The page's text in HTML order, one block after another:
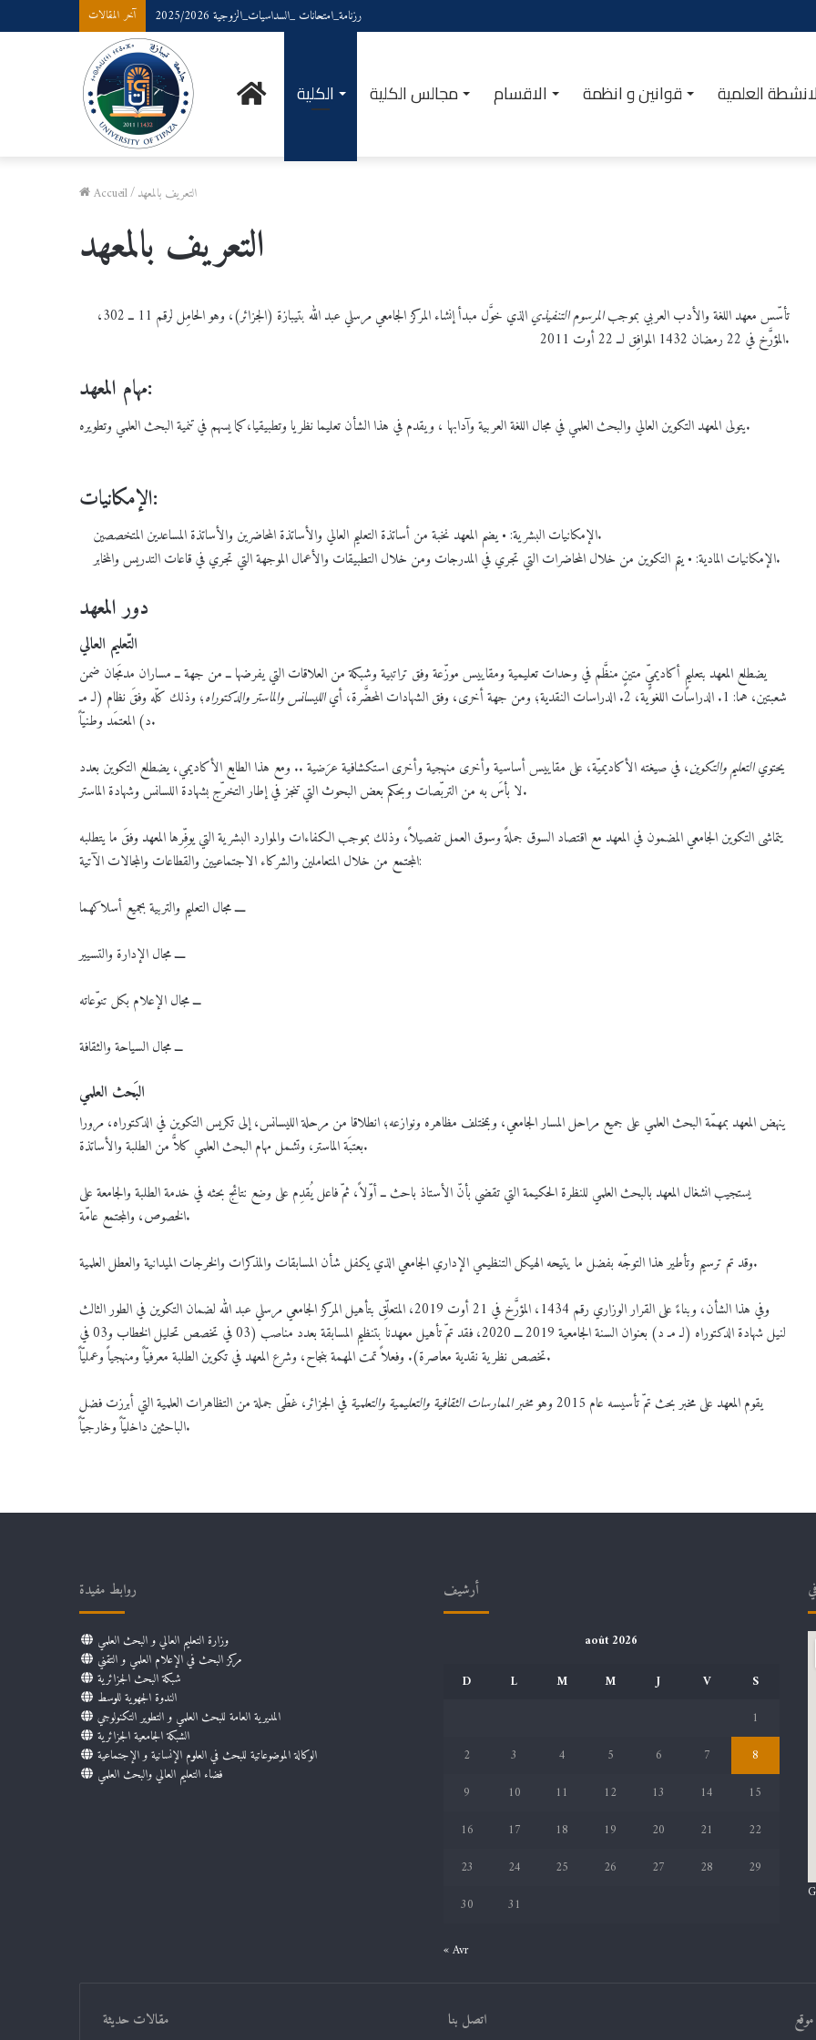
آخر المقالات رزنامة_امتحانات _السداسيات_الزوجية 2025/2026
الرئيسيةالكلية مجالس الكلية الاقسام قوانين و انظمة العلمية
Accueil/التعريف بالمعهد
التعريف بالمعهد
تأسّس معهد اللغة والأدب العربي بموجبالمرسوم التنفيذي
الذي خوَّل مبدأ إنشاء المركز الجامعي مرسلي عبد الله بتيبازة (الجزائر)، وهو الحامِل لرقم 11 ــ 302،
المؤرَّخ في 22 رمضان 1432 الموافِق لــ 22 أوت 2011.
مهام المعهد:
يتولى المعهد التكوين العالي والبحث العلمي في مجال اللغة العربية وآدابها ، ويقدم في هذا الشأن تعليما نظريا وتطبيقيا،كما يسهم في تنمية البحث العلمي وتطويره.
الإمكانيات:
الإمكانيات البشرية: • يضم المعهد نخبة من أساتذة التعليم العالي والأساتذة المحاضرين والأساتذة المساعدين المتخصصين.
الإمكانيات المادية: • يتم التكوين من خلال المحاضرات التي تجري في المدرجات ومن خلال التطبيقات والأعمال الموجهة التي تجري في قاعات التدريس والمخابر.
دور المعهد
التّعليم العالي
يضطلع المعهد بتعليمٍ أكاديميٍّ متينٍ منظَّم في وحدات تعليمية ومقاييس موزّعة وفق تراتبية وشبكة من العلاقات التي يفرضها ــ من جهة ــ مساران مدمَجان ضمن
شعبتين، هما: 1. الدراسات اللغوية، 2. الدراسات النقدية؛ ومن جهة أخرى، وفق الشهادات المحضَّرة، أي
الليسانس والماستر والدكتوراه؛ وذلك كلّه وفقَ نظام (لـ مـ
د) المعتمَد وطنيّاً.
يحتويالتعليم والتكوين، في صيغته الأكاديميّة، على مقاييس أساسية وأخرى منهجية وأخرى استكشافية عرَضية .. ومع هذا الطابع الأكاديمي، يضطلع التكوين بعدد
لا بأسَ به من التربّصات وبحكم بعض البحوث التي تنجز في إطار التخرّج بشهادة اللسانس وشهادة الماستر.
يتماشى التكوين الجامعي المضمون في المعهد مع اقتصاد السوق جملةً وسوق العمل تفصيلاً، وذلك بموجب الكفاءات والموارد البشرية التي يوفِّرها المعهد وفقَ ما يتطلبه
المجتمع من خلال المتعاملين والشركاء الاجتماعيين والقطاعات والمجالات الآتية:
ــــ مجال التعليم والتربية بجميع أسلاكهما
ــــ مجال الإدارة والتسيير
ـــ مجال الإعلام بكل تنوّعاته
ـــ مجال السياحة والثقافة
البَحث العلمي
ينهض المعهد بمهمّة البحث العلمي على جميع مراحل المسار الجامعي، وبمختلف مظاهره ونوازعه؛ انطلاقا من مرحلة الليسانس، إلى تكريس التكوين في الدكتوراه، مرورا
بعتبَة الماستر، وتشمل مهام البحث العلمي كلاًّ من الطلبة والأساتذة.
يستجيب انشغال المعهد بالبحث العلمي للنظرة الحكيمة التي تقضي بأنّ الأستاذ باحث ــ أوّلاً، ثمّ فاعل يُقدِم على وضع نتائج بحثه في خدمة الطلبة والجامعة على
الخصوص، والمجتمع عامّة.
وقد تم ترسيم وتأطير هذا التوجّه بفضل ما يتيحه الهيكل التنظيمي الإداري الجامعي الذي يكفل شأن المسابقات والمذكرات والخرجات الميدانية والعطل العلمية.
وفي هذا الشأن، وبناءً على القرار الوزاري رقم 1434، المؤرَّخ في 21 أوت 2019، المتعلِّق بتأهيل المركز الجامعي مرسلي عبد الله لضمان التكوين في الطور الثالث
لنيل شهادة الدكتوراه (لـ مـ د) بعنوان السنة الجامعية 2019 ـــ 2020، فقد تمّ تأهيل معهدنا بتنظيم المسابقة بعدد مناصب (03 في تخصص تحليل الخطاب و03 في
تخصص نظرية نقدية معاصرة). وفعلاً تمت المهمة بنجاح، وشرع المعهد في تكوين الطلبة معرفيّاً ومنهجياً وعمليّاً.
يقوم المعهد على مخبر بحث تمّ تأسيسه عام 2015 وهو
مخبر الممارسات الثقافية والتعليمية والتعلميةفي الجزائر، غطّى جملة من التظاهرات العلمية التي أبرزت فضل
الباحثين داخليّاً وخارجيّاً.
روابط مفيدة
وزارة التعليم العالي و البحث العلمي
مركز البحث في الإعلام العلمي و التقني
شبكة البحث الجزائرية
الندوة الجهوية للوسط
المديرية العامة للبحث العلمي و التطوير التكنولوجي
الشبكة الجامعية الجزائرية
الوكالة الموضوعاتية للبحث في العلوم الإنسانية و الإجتماعية
فضاء التعليم العالي والبحث العلمي
أرشيف
août 2026
D
L M M J V
S
1
2
3 4 5 6 7
8
9
10 11 12 13 14
15
16
17 18 19 20 21
22
23
24 25 26 27 28
29
30
31
« Avr
مقالات حديثة اتصل بنا